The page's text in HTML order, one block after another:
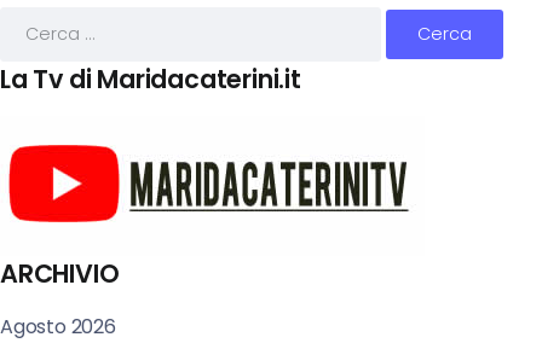
La Tv di Maridacaterini.it
ARCHIVIO
Agosto 2026